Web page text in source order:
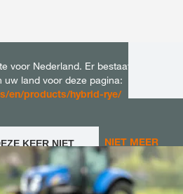
voor Nederland. Er bestaat een
land voor deze pagina:
en/products/hybrid-rye/
KEER NIET
VERANDEREN
NIET MEER
VRAGEN